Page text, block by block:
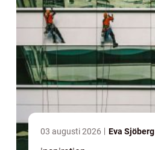
03 augusti 2026 Eva Sjöberg